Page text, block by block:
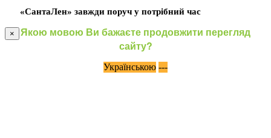
«СантаЛен» завжди поруч у потрібний час
×
Якою мовою Ви бажаєте продовжити перегляд
сайту?
Українською ---